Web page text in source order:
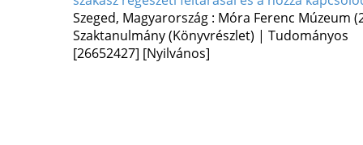
Szeged, Magyarország : Móra Ferenc Múzeum
Szaktanulmány (Könyvrészlet) | Tudományos
[26652427] [Nyilvános]